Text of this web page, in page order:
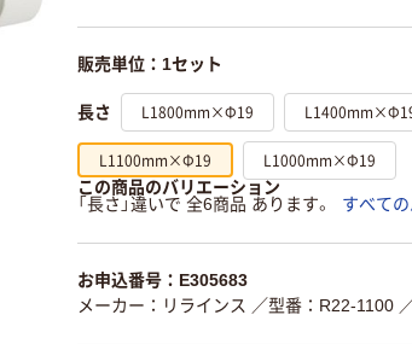
販売単位：1セット
長さ L1800mm×Φ19
L1100mm×Φ19 L1000mm×Φ19
この商品のバリエーション
「長さ」違いで 全6商品 あります。
すべて
お申込番号：E305683
メーカー：リラインス ／型番：R22-1100